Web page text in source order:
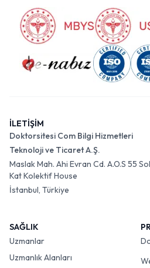
İLETİŞİM
Doktorsitesi Com Bilgi Hizmetleri
Teknoloji ve Ticaret A.Ş.
Maslak Mah. Ahi Evran Cd. A.O.S 55
Kat Kolektif House
İstanbul, Türkiye
SAĞLIK
Uzmanlar
Uzmanlık Alanları